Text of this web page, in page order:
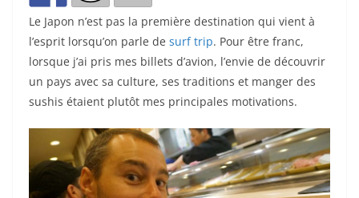
Le Japon n’est pas la première destination qui vient à
l’esprit lorsqu’on parle de surf trip. Pour être franc,
lorsque j’ai pris mes billets d’avion, l’envie de découvrir
un pays avec sa culture, ses traditions et manger des
sushis étaient plutôt mes principales motivations.